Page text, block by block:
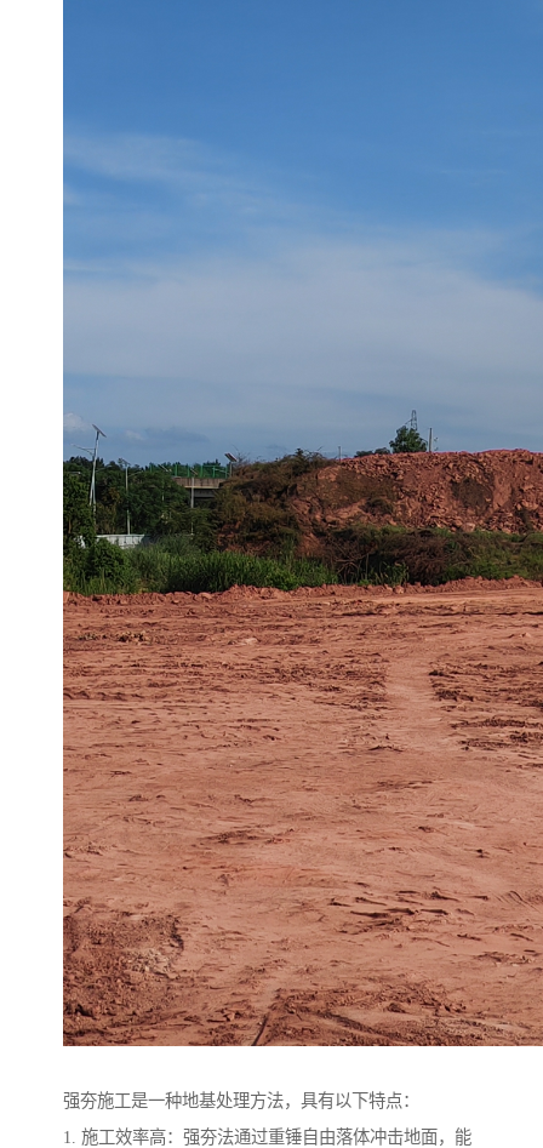
强夯施工是一种地基处理方法，具有以下特点：
1. 施工效率高：强夯法通过重锤自由落体冲击地面，能